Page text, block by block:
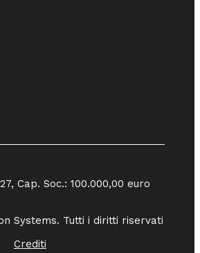
Cap. Soc.: 100.000,00 euro
Systems. Tutti i diritti riservati
Crediti